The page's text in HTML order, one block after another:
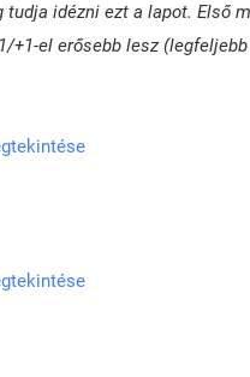
tudja idézni ezt a lapot. Első
+1-el erősebb lesz